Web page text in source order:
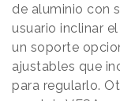
de aluminio con
usuario inclinar
un soporte
ajustables que
para regularlo.